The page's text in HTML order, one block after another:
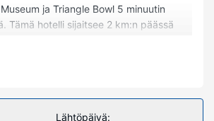
ja Triangle Bowl 5 minuutin
Tämä hotelli sijaitsee 2 km:n päässä
on 76 yksilöllisesti sisustettua
kuuluu muun muassa
Lähtöpäivä: